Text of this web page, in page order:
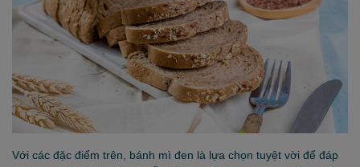
Với các đặc điểm trên, bánh mì đen là lựa chọn tuyệt vời để đáp